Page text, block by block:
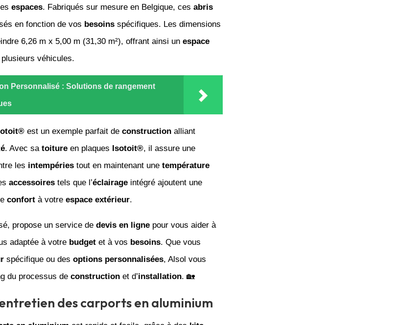
espaces. Fabriqués sur mesure en Belgique, ces abris
en fonction de vos besoinsspécifiques. Les dimensions
6,26 m x 5,00 m (31,30 m²), offrant ainsi un espace
véhicules.
Personnalisé : Solutions de rangement
est un exemple parfait de constructionalliant
. Avec sa toitureen plaques Isotoit®, il assure une
les intempériestout en maintenant une température
accessoirestels que l’éclairageintégré ajoutent une
confortà votre espace extérieur.
propose un service de devis en lignepour vous aider à
adaptée à votre budgetet à vos besoins. Que vous
spécifique ou des options personnalisées, Alsol vous
du processus de constructionet d’installation. 🏡
des carports en aluminium